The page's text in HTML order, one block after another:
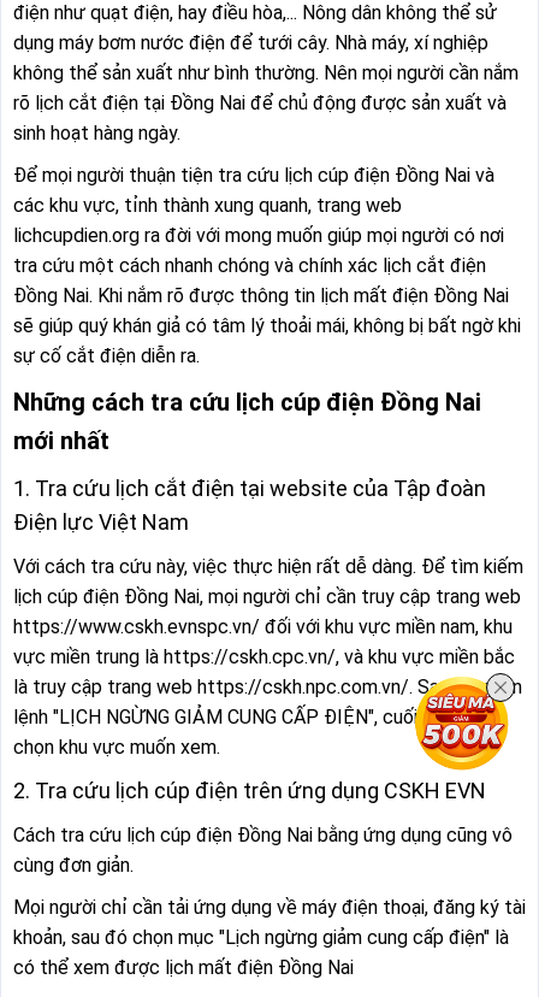
điện như quạt điện, hay điều hòa,... Nông dân không thể sử
dụng máy bơm nước điện để tưới cây. Nhà máy, xí nghiệp
không thể sản xuất như bình thường. Nên mọi người cần nắm
rõ lịch cắt điện tại Đồng Nai để chủ động được sản xuất và
sinh hoạt hàng ngày.
Để mọi người thuận tiện tra cứu lịch cúp điện Đồng Nai và
các khu vực, tỉnh thành xung quanh, trang web
lichcupdien.org ra đời với mong muốn giúp mọi người có nơi
tra cứu một cách nhanh chóng và chính xác lịch cắt điện
Đồng Nai. Khi nắm rõ được thông tin lịch mất điện Đồng Nai
sẽ giúp quý khán giả có tâm lý thoải mái, không bị bất ngờ khi
sự cố cắt điện diễn ra.
Những cách tra cứu lịch cúp điện Đồng Nai
mới nhất
1. Tra cứu lịch cắt điện tại website của Tập đoàn
Điện lực Việt Nam
Với cách tra cứu này, việc thực hiện rất dễ dàng. Để tìm kiếm
lịch cúp điện Đồng Nai, mọi người chỉ cần truy cập trang web
https://www.cskh.evnspc.vn/ đối với khu vực miền nam, khu
vực miền trung là https://cskh.cpc.vn/, và khu vực miền bắc
là truy cập trang web https://cskh.npc.com.vn/. Sau đó chọn
lệnh "LỊCH NGỪNG GIẢM CUNG CẤP ĐIỆN", cuối cùng là
chọn khu vực muốn xem.
2. Tra cứu lịch cúp điện trên ứng dụng CSKH EVN
Cách tra cứu lịch cúp điện Đồng Nai bằng ứng dụng cũng vô
cùng đơn giản.
Mọi người chỉ cần tải ứng dụng về máy điện thoại, đăng ký tài
khoản, sau đó chọn mục "Lịch ngừng giảm cung cấp điện" là
có thể xem được lịch mất điện Đồng Nai